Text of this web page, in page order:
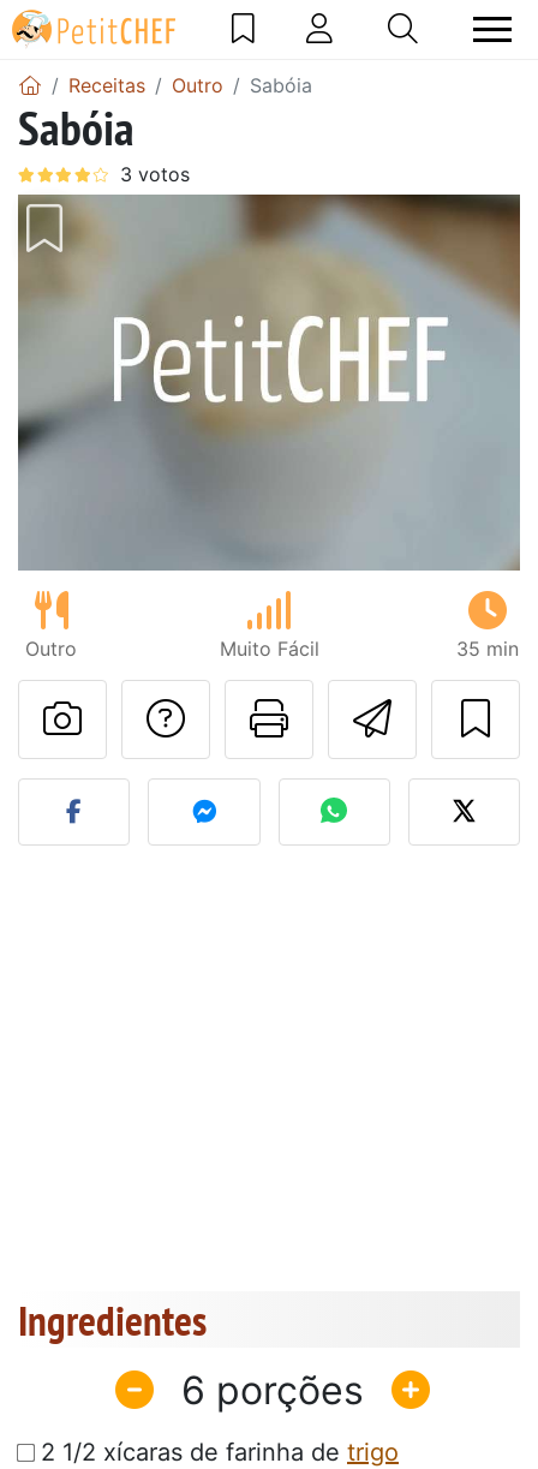
Receitas Outro Sabóia
Sabóia
Outro Muito Fácil 35 min
Imprima
Falar com o autor
Fez esta receita?
Ingredientes
6
2 1/2 xícaras de farinha de trigo